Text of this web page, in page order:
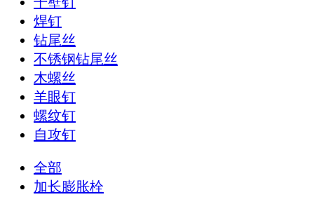
焊钉
钻尾丝
不锈钢钻尾丝
木螺丝
羊眼钉
螺纹钉
自攻钉
全部
加长膨胀栓